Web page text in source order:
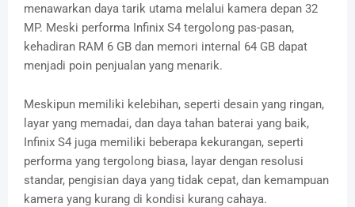
menawarkan daya tarik utama melalui kamera depan 32
MP. Meski performa Infinix S4 tergolong pas-pasan,
kehadiran RAM 6 GB dan memori internal 64 GB dapat
menjadi poin penjualan yang menarik.
Meskipun memiliki kelebihan, seperti desain yang ringan,
layar yang memadai, dan daya tahan baterai yang baik,
Infinix S4 juga memiliki beberapa kekurangan, seperti
performa yang tergolong biasa, layar dengan resolusi
standar, pengisian daya yang tidak cepat, dan kemampuan
kamera yang kurang di kondisi kurang cahaya.